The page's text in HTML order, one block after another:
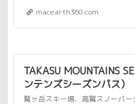
macearth360.com
TAKASU MOUNTAINS
ンテンズシーズンパス）